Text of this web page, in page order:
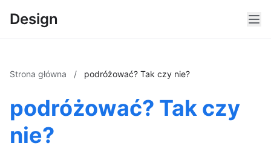
Design
Strona główna / podróżować? Tak czy nie?
podróżować? Tak czy
nie?